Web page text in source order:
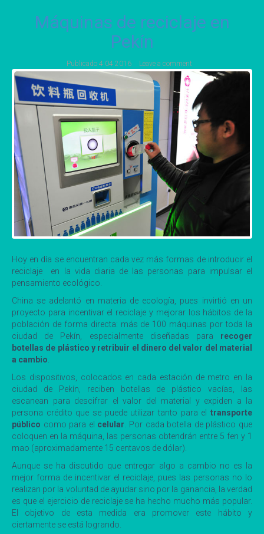
Máquinas de reciclaje en
Pekín
Publicado 4 04 2016 Leave a comment
Hoy en día se encuentran cada vez más formas de introducir el
reciclaje en la vida diaria de las personas para impulsar el
pensamiento ecológico.
China se adelantó en materia de ecología, pues invirtió en un
proyecto para incentivar el reciclaje y mejorar los hábitos de la
población de forma directa: más de 100 máquinas por toda la
ciudad de Pekín, especialmente diseñadas para recoger
botellas de plástico y retribuir el dinero del valor del material
a cambio
Los dispositivos, colocados en cada estación de metro en la
ciudad de Pekín, reciben botellas de plástico vacías, las
escanean para descifrar el valor del material y expiden a la
persona crédito que se puede utilizar tanto para el transporte
público como para el celular . Por cada botella de plástico que
coloquen en la máquina, las personas obtendrán entre 5 fen y 1
mao (aproximadamente 15 centavos de dólar).
Aunque se ha discutido que entregar algo a cambio no es la
mejor forma de incentivar el reciclaje, pues las personas no lo
realizan por la voluntad de ayudar sino por la ganancia, la verdad
es que el ejercicio de reciclaje se ha hecho mucho más popular.
El objetivo de esta medida era promover este hábito y
ciertamente se está logrando.